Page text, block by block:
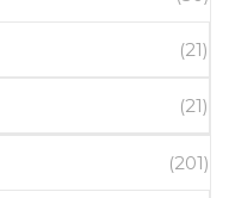
(21)
(21)
(201)